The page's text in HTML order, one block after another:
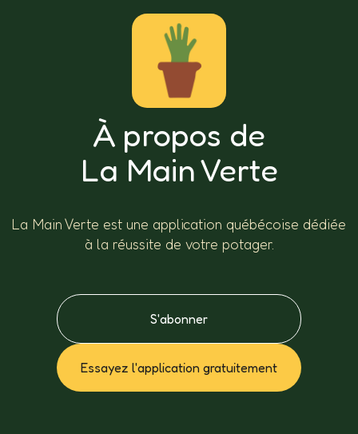
À propos de
La Main Verte
La Main Verte est une application québécoise dédiée
à la réussite de votre potager.
S'abonner
Essayez l'application gratuitement